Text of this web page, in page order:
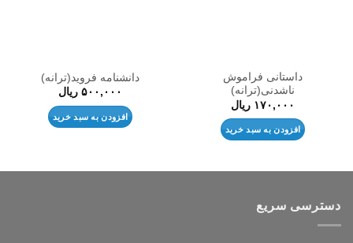
داستانی فراموش
ناشدنی(ترانه)
۱۷۰,۰۰۰ ریال
افزودن به سبد خرید
دانشنامه فروید(ترانه)
۵۰۰,۰۰۰ ریال
افزودن به سبد خرید
دسترسی سریع